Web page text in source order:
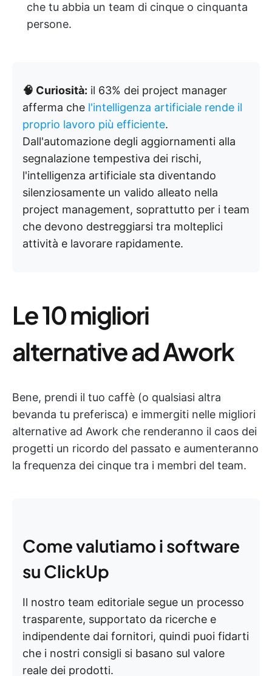
che tu abbia un team di cinque o cinquanta
persone.
🧠 Curiosità: il 63% dei project manager
afferma che l'intelligenza artificiale rende il
proprio lavoro più efficiente.
Dall'automazione degli aggiornamenti alla
segnalazione tempestiva dei rischi,
l'intelligenza artificiale sta diventando
silenziosamente un valido alleato nella
project management, soprattutto per i team
che devono destreggiarsi tra molteplici
attività e lavorare rapidamente.
Le 10 migliori
alternative ad Awork
Bene, prendi il tuo caffè (o qualsiasi altra
bevanda tu preferisca) e immergiti nelle migliori
alternative ad Awork che renderanno il caos dei
progetti un ricordo del passato e aumenteranno
la frequenza dei cinque tra i membri del team.
Come valutiamo i software
su ClickUp
Il nostro team editoriale segue un processo
trasparente, supportato da ricerche e
indipendente dai fornitori, quindi puoi fidarti
che i nostri consigli si basano sul valore
reale dei prodotti.